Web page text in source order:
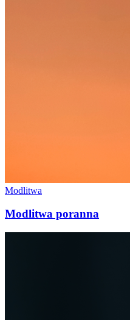
Modlitwa
Modlitwa poranna